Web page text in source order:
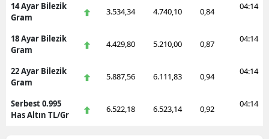
14 Ayar Bilezik
Gram
3.534,34 4.740,10 0,84 04:14
18 Ayar Bilezik
Gram
4.429,80 5.210,00 0,87 04:14
22 Ayar Bilezik
Gram
5.887,56 6.111,83 0,94 04:14
Serbest 0.995
Has Altın TL/Gr
6.522,18 6.523,14 0,92 04:14